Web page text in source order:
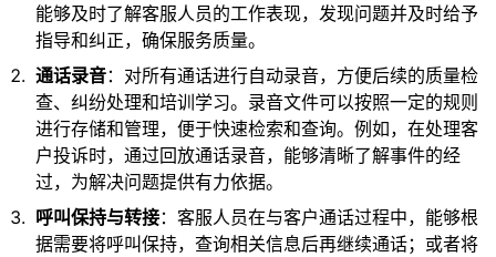
能够及时了解客服人员的工作表现，发现问题并及时给予
指导和纠正，确保服务质量。
通话录音：对所有通话进行自动录音，方便后续的质量检
查、纠纷处理和培训学习。录音文件可以按照一定的规则
进行存储和管理，便于快速检索和查询。例如，在处理客
户投诉时，通过回放通话录音，能够清晰了解事件的经
过，为解决问题提供有力依据。
呼叫保持与转接：客服人员在与客户通话过程中，能够根
据需要将呼叫保持，查询相关信息后再继续通话；或者将